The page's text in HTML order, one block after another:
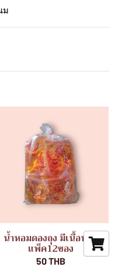
ม
น้ำหอมดองถุง มีเนื้อหอม
แพ็ค12ซอง
50 THB